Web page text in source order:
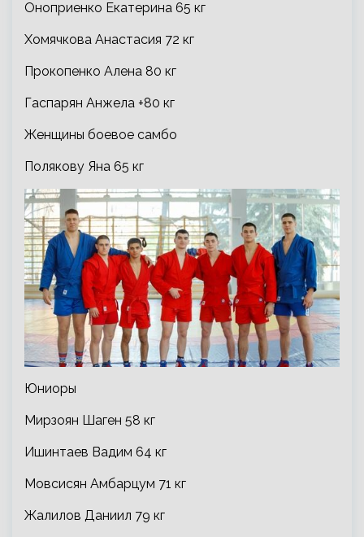
Оноприенко Екатерина 65 кг
Хомячкова Анастасия 72 кг
Прокопенко Алена 80 кг
Гаспарян Анжела +80 кг
Женщины боевое самбо
Полякову Яна 65 кг
Юниоры
Мирзоян Шаген 58 кг
Ишинтаев Вадим 64 кг
Мовсисян Амбарцум 71 кг
Жалилов Даниил 79 кг